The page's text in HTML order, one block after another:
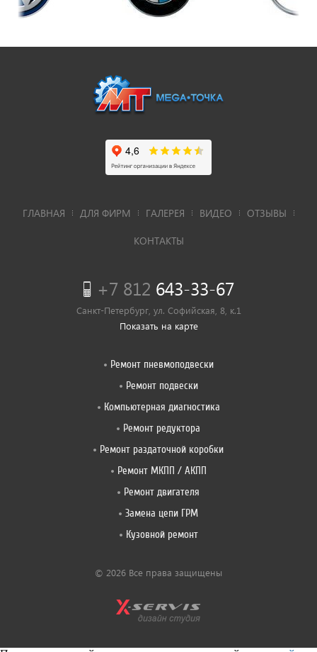
ГЛАВНАЯ ДЛЯ ФИРМ ГАЛЕРЕЯ ВИДЕО ОТЗЫВЫ
КОНТАКТЫ
+7 812 643-33-67
Санкт-Петербург, ул. Софийская, 8, к.1
Показать на карте
Ремонт пневмоподвески
Ремонт подвески
Компьютерная диагностика
Ремонт редуктора
Ремонт раздаточной коробки
Ремонт МКПП / АКПП
Ремонт двигателя
Замена цепи ГРМ
Кузовной ремонт
© 2026 Все права защищены